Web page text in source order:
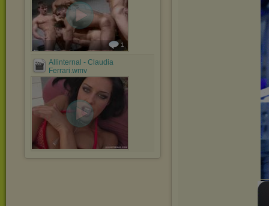
1
Allinternal - Claudia
Ferrari.wmv